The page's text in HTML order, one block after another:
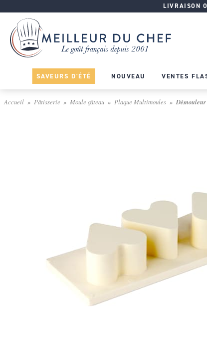
LIVRAISON
SAVEURS D'ÉTÉ NOUVEAU VENTES
Accueil Pâtisserie Moule gâteau Plaque Multimoules